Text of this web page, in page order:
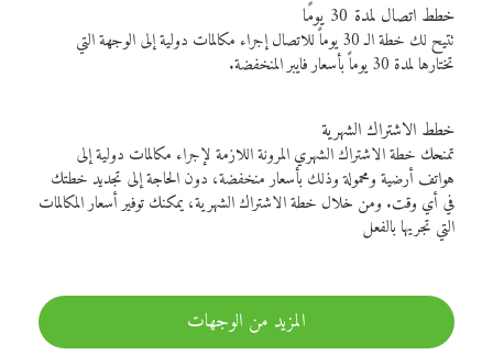
خطط اتصال لمدة 30 يومًا
تتيح لك خطة الـ 30 يوماً للاتصال إجراء مكالمات دولية إلى الوجهة التي
تختارها لمدة 30 يوماً بأسعار فايبر المنخفضة.
خطط الاشتراك الشهرية
تمنحك خطة الاشتراك الشهري المرونة اللازمة لإجراء مكالمات دولية إلى
هواتف أرضية ومحمولة وذلك بأسعار منخفضة، دون الحاجة إلى تجديد خطتك
في أي وقت. ومن خلال خطة الاشتراك الشهرية، يمكنك توفير أسعار المكالمات
التي تجريها بالفعل
المزيد من الوجهات